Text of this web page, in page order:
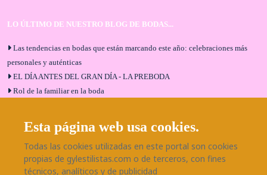
LO ÚLTIMO DE NUESTRO BLOG DE BODAS...
Las tendencias en bodas que están marcando este año: celebraciones más
personales y auténticas
EL DÍA ANTES DEL GRAN DÍA - LA PREBODA
Rol de la familiar en la boda
Bodas en Alhaurín de la Torre: entrevista exclusiva con Bodaeventos
Málaga
¿Cómo será tu boda?
Blog de bodas
Esta página web usa cookies.
Todas las cookies utilizadas en este portal son cookies
propias de gylestilistas.com o de terceros, con fines
técnicos, analíticos y de publicidad